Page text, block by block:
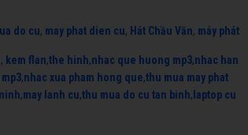
do cu, may phat dien cu, Hát Chầu Văn, máy phát
, kem flan,the hinh,nhac que huong mp3,nhac han
,nhac xua pham hong que,thu mua may phat
,may lanh cu,thu mua do cu tan binh, laptop cu